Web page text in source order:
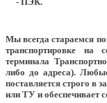
Мы всегда стараемся
транспортировке на
терминала
либо до адреса).
поставляется строго в
или ТУ и обеспечивает